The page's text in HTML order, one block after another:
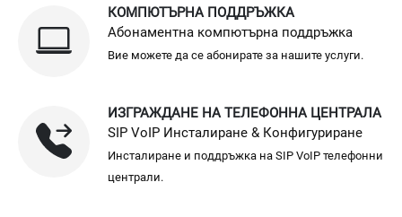
КОМПЮТЪРНА ПОДДРЪЖКА
Абонаментна компютърна поддръжка
Вие можете да се абонирате за нашите услуги.
ИЗГРАЖДАНЕ НА ТЕЛЕФОННА ЦЕНТРАЛА
SIP VoIP Инсталиране & Конфигуриране
Инсталиране и поддръжка на SIP VoIP телефонни
централи.